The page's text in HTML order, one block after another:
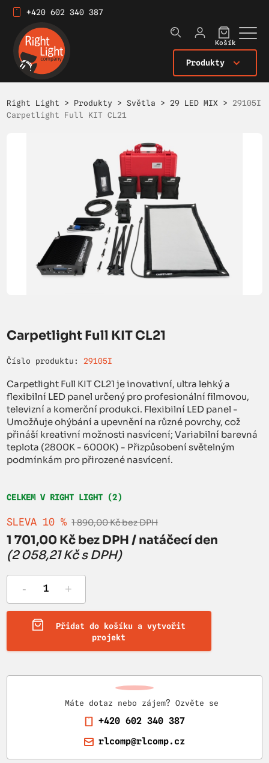
+420 602 340 387
Produkty
Košík
Right Light > Produkty >Světla >29 LED MIX > 29105I
Carpetlight Full KIT CL21
Carpetlight Full KIT CL21
Číslo produktu: 29105I
Carpetlight Full KIT CL21 je inovativní, ultra lehký a
flexibilní LED panel určený pro profesionální filmovou,
televizní a komerční produkci. Flexibilní LED panel -
Umožňuje ohýbání a upevnění na různé povrchy, což
přináší kreativní možnosti nasvícení; Variabilní barevná
teplota (2800K - 6000K) - Přizpůsobení světelným
podmínkám pro přirozené nasvícení.
CELKEM V RIGHT LIGHT (2)
SLEVA 10 % 1 890,00 Kč bez DPH
1 701,00 Kč bez DPH / natáčecí den
(2 058,21 Kč s DPH)
- +
Přidat do košíku a vytvořit
projekt
Máte dotaz nebo zájem? Ozvěte se
+420 602 340 387
rlcomp@rlcomp.cz